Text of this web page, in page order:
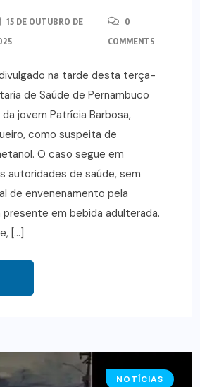
15 DE OUTUBRO DE
0
COMMENTS
na tarde desta terça-
de Saúde de Pernambuco
jovem Patrícia Barbosa,
como suspeita de
O caso segue em
autoridades de saúde, sem
de envenenamento pela
em bebida adulterada.
[…]
NOTÍCIAS